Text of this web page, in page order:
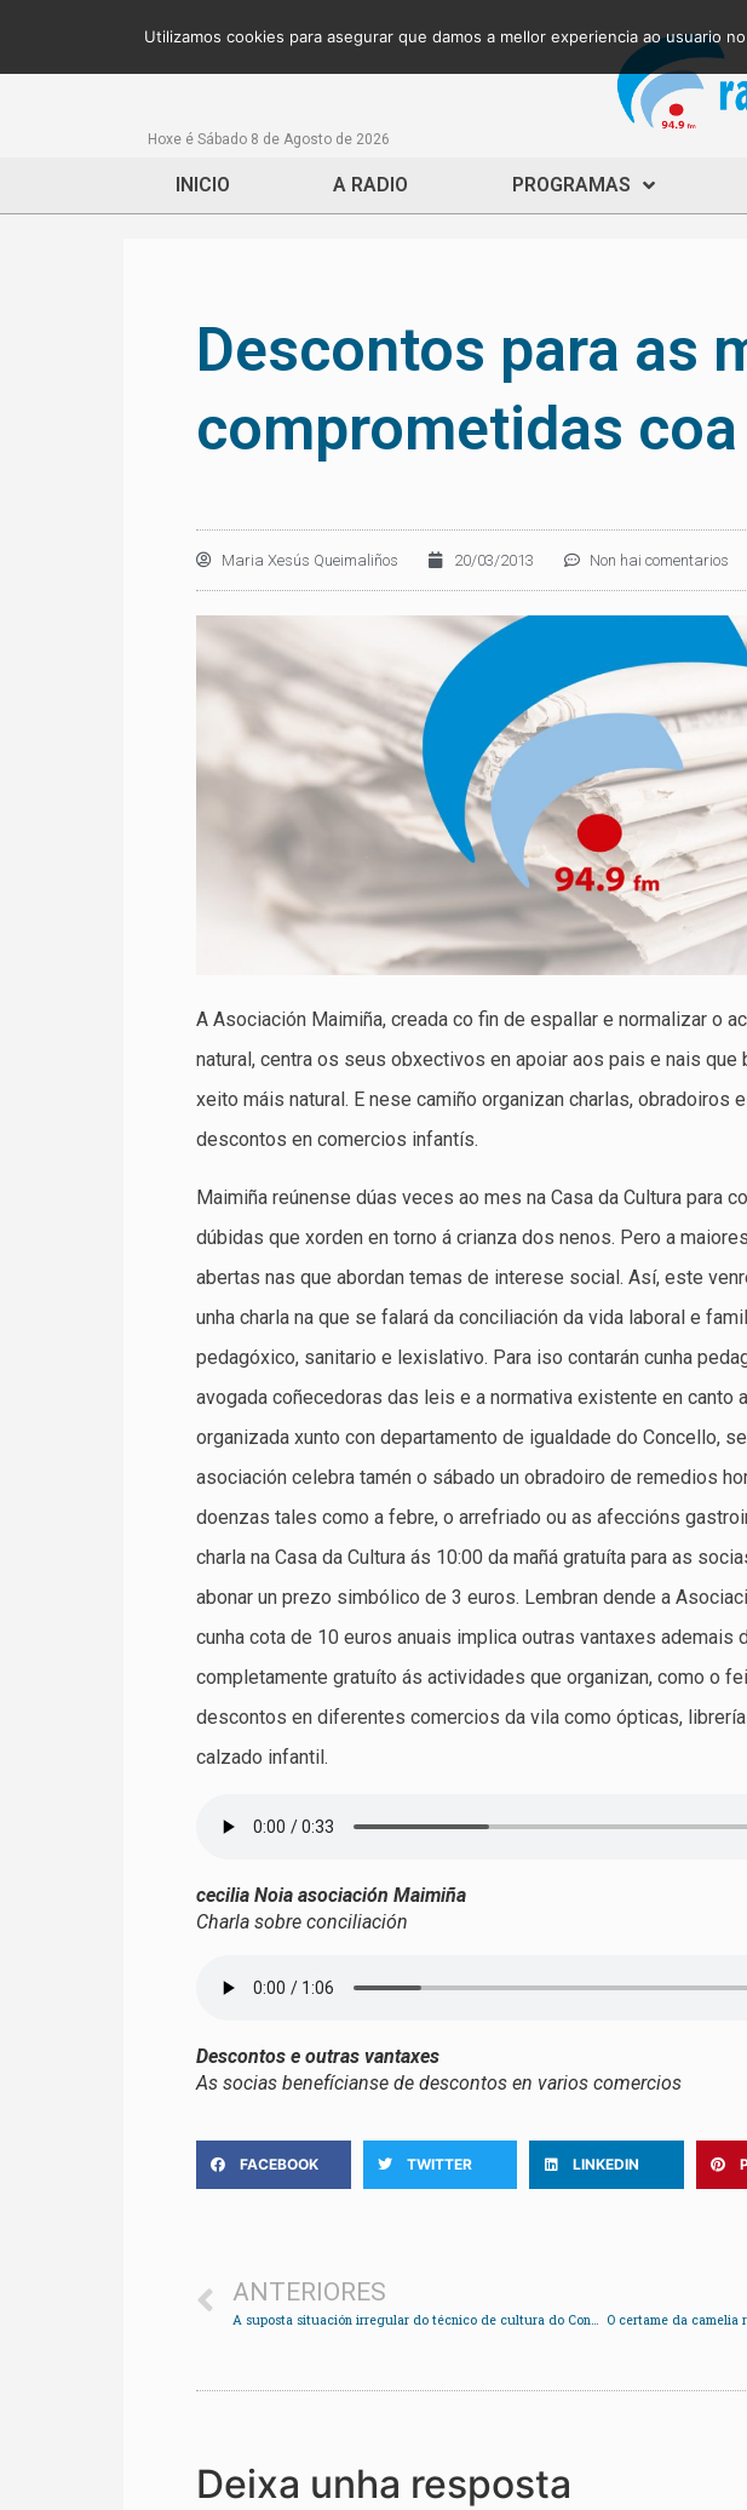
Hoxe é Sábado 8 de Agosto de 2026
INICIO A RADIO PROGRAMAS
Descontos para as
comprometidas
Maria Xesús Queimaliños 20/03/2013 Non hai comentarios
A Asociación Maimiña, creada co fin de espallar e normalizar o
natural, centra os seus obxectivos en apoiar aos pais e nais
xeito máis natural. E nese camiño organizan charlas, obradoiros
descontos en comercios infantís.
Maimiña reúnense dúas veces ao mes na Casa da Cultura para
dúbidas que xorden en torno á crianza dos nenos. Pero a
abertas nas que abordan temas de interese social. Así, este
unha charla na que se falará da conciliación da vida laboral e
pedagóxico, sanitario e lexislativo. Para iso contarán cunha
avogada coñecedoras das leis e a normativa existente en canto
organizada xunto con departamento de igualdade do Concello,
asociación celebra tamén o sábado un obradoiro de remedios
doenzas tales como a febre, o arrefriado ou as afeccións
charla na Casa da Cultura ás 10:00 da mañá gratuíta para as
abonar un prezo simbólico de 3 euros. Lembran dende a
cunha cota de 10 euros anuais implica outras vantaxes ademais
completamente gratuíto ás actividades que organizan, como o
descontos en diferentes comercios da vila como ópticas,
calzado infantil.
cecilia Noia asociación Maimiña
Charla sobre conciliación
Descontos e outras vantaxes
As socias benefícianse de descontos en varios comercios
FACEBOOK TWITTER LINKEDIN
ANTERIORES
A suposta situación irregular do técnico de cultura do Concello acaba no xulgado
Deixa unha resposta
Utilizamos cookies para asegurar que damos a mellor experiencia ao usuario